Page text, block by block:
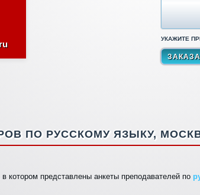
УКАЖИТЕ
ПО РУССКОМУ ЯЗЫКУ,
котором представлены анкеты преподавателей по